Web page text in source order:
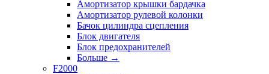
Амортизатор крышки бардачка
Амортизатор рулевой колонки
Бачок цилиндра сцепления
Блок двигателя
Блок предохранителей
Больше →
F2000